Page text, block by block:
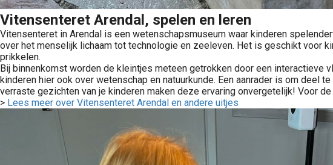
Vitensenteret Arendal, spelen en leren
Vitensenteret in Arendal is een wetenschapsmuseum waar kinderen
over het menselijk lichaam tot technologie en zeeleven. Het is geschikt voor
prikkelen.
Bij binnenkomst worden de kleintjes meteen getrokken door een
kinderen hier ook over wetenschap en natuurkunde. Een aanrader is om
verraste gezichten van je kinderen maken deze ervaring onvergetelijk! Voor
> Lees meer over Vitensenteret Arendal en andere uitjes